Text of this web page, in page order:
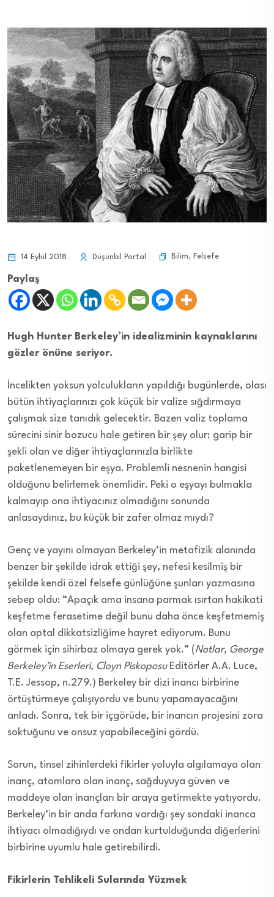
14 Eylül 2018 Düşünbil Portal Bilim, Felsefe
Paylaş
Hugh Hunter Berkeley’in idealizminin kaynaklarını
gözler önüne seriyor.
İncelikten yoksun yolculukların yapıldığı bugünlerde, olası
bütün ihtiyaçlarınızı çok küçük bir valize sığdırmaya
çalışmak size tanıdık gelecektir. Bazen valiz toplama
sürecini sinir bozucu hale getiren bir şey olur; garip bir
şekli olan ve diğer ihtiyaçlarınızla birlikte
paketlenemeyen bir eşya. Problemli nesnenin hangisi
olduğunu belirlemek önemlidir. Peki o eşyayı bulmakla
kalmayıp ona ihtiyacınız olmadığını sonunda
anlasaydınız, bu küçük bir zafer olmaz mıydı?
Genç ve yayını olmayan Berkeley’in metafizik alanında
benzer bir şekilde idrak ettiği şey, nefesi kesilmiş bir
şekilde kendi özel felsefe günlüğüne şunları yazmasına
sebep oldu: “Apaçık ama insana parmak ısırtan hakikati
keşfetme ferasetime değil bunu daha önce keşfetmemiş
olan aptal dikkatsizliğime hayret ediyorum. Bunu
görmek için sihirbaz olmaya gerek yok.” (Notlar, George
Berkeley’in Eserleri, Cloyn PiskoposuEditörler A.A. Luce,
T.E. Jessop, n.279.) Berkeley bir dizi inancı birbirine
örtüştürmeye çalışıyordu ve bunu yapamayacağını
anladı. Sonra, tek bir içgörüde, bir inancın projesini zora
soktuğunu ve onsuz yapabileceğini gördü.
Sorun, tinsel zihinlerdeki fikirler yoluyla algılamaya olan
inanç, atomlara olan inanç, sağduyuya güven ve
maddeye olan inançları bir araya getirmekte yatıyordu.
Berkeley’in bir anda farkına vardığı şey sondaki inanca
ihtiyacı olmadığıydı ve ondan kurtulduğunda diğerlerini
birbirine uyumlu hale getirebilirdi.
Fikirlerin Tehlikeli Sularında Yüzmek